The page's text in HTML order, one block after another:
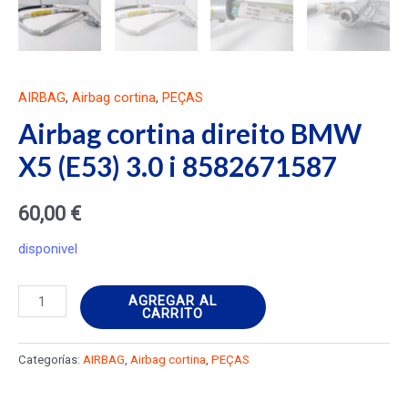
AIRBAG, Airbag cortina, PEÇAS
Airbag cortina direito BMW
X5 (E53) 3.0 i 8582671587
60,00 €
disponivel
Airbag
cortina
direito
BMW
AGREGAR AL
CARRITO
Categorías: AIRBAG, Airbag cortina, PEÇAS